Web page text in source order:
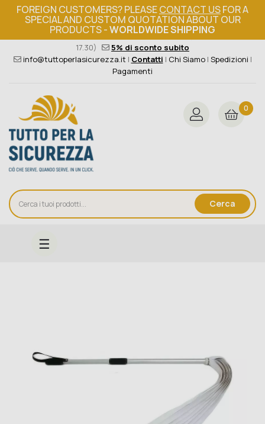
FOREIGN CUSTOMERS? PLEASECONTACT USFOR A
SPECIAL AND CUSTOM QUOTATION ABOUT OUR
PRODUCTS -WORLDWIDE SHIPPING
Ordine minimo 149€+iva 376 004 4000(Lun - Ven / 8.30 -
17.30)
5% di sconto subito
info@tuttoperlasicurezza.it | Contatti | Chi Siamo| Spedizioni |
Pagamenti
Cerca
0
navigazione
☰